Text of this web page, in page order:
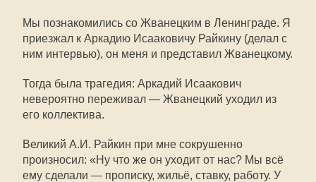
Мы познакомились со Жванецким в Ленинграде. Я
приезжал к Аркадию Исааковичу Райкину (делал с
ним интервью), он меня и представил Жванецкому.
Тогда была трагедия: Аркадий Исаакович
невероятно переживал — Жванецкий уходил из
его коллектива.
Великий А.И. Райкин при мне сокрушенно
произносил: «Ну что же он уходит от нас? Мы всё
ему сделали — прописку, жильё, ставку, работу. У